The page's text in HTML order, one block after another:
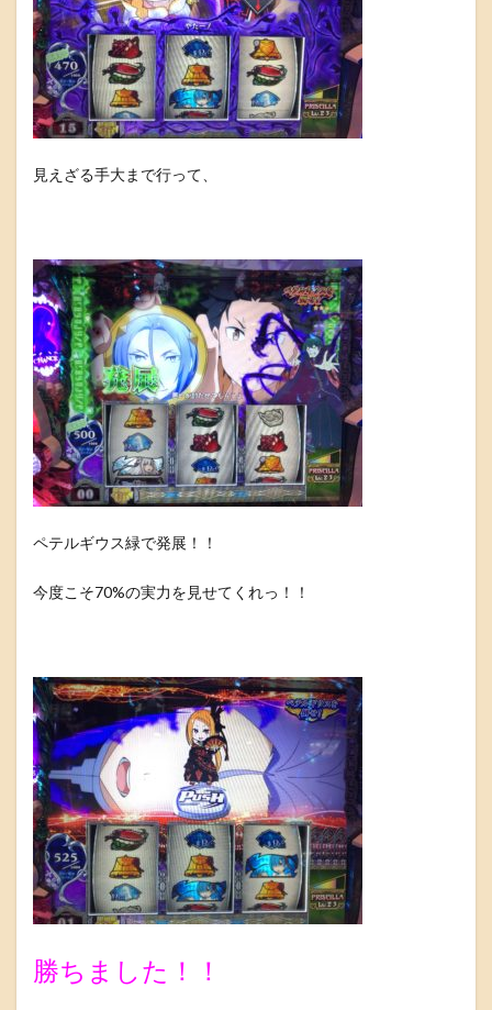
見えざる手大まで行って、
ペテルギウス緑で発展！！
今度こそ70%の実力を見せてくれっ！！
勝ちました！！